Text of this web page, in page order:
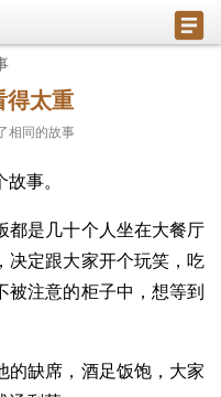
得太重
相同的故事
事。
都是几十个人坐在大餐厅
决定跟大家开个玩笑，吃
被注意的柜子中，想等到
的缺席，酒足饭饱，大家